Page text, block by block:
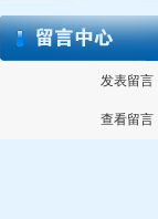
发表留言
查看留言